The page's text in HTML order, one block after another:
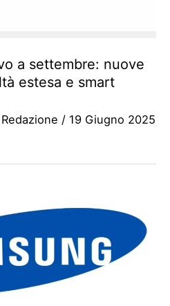
a settembre: nuove
estesa e smart
Redazione / 19 Giugno 2025